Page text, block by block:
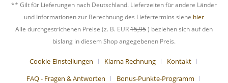
** Gilt für Lieferungen nach Deutschland. Lieferzeiten für andere Länder
und Informationen zur Berechnung des Liefertermins siehe hier
Alle durchgestrichenen Preise (z. B. EUR15,95) beziehen sich auf den
bislang in diesem Shop angegebenen Preis.
Cookie-Einstellungen Klarna Rechnung
Kontakt
FAQ - Fragen & Antworten
Bonus-Punkte-Programm